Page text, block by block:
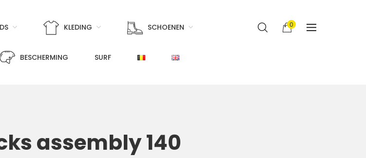
KLEDING SCHOENEN
BESCHERMING SURF
0
assembly 140